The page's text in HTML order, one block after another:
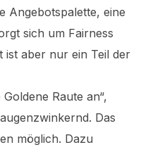
Angebotspalette, eine
sich um Fairness
ist aber nur ein Teil der
Raute an“,
Das
möglich. Dazu